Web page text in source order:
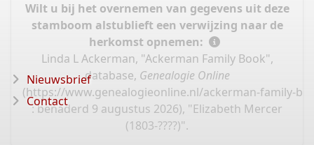
Wilt u bij het overnemen van gegevens uit deze
stamboom alstublieft een verwijzing naar de
herkomst opnemen:
Linda L Ackerman, "Ackerman Family Book",
database, Genealogie Online
(https://www.genealogieonline.nl/ackerman-family-
: benaderd 9 augustus 2026), "Elizabeth Mercer
(1803-????)".
Nieuwsbrief
Contact